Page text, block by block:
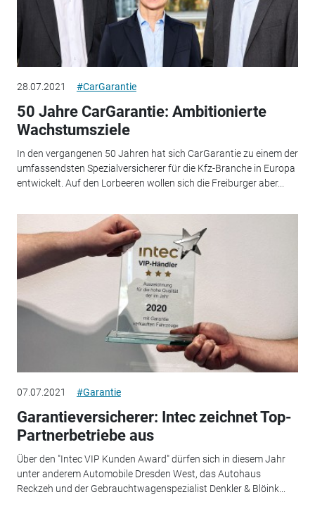
28.07.2021 #CarGarantie
50 Jahre CarGarantie: Ambitionierte
Wachstumsziele
In den vergangenen 50 Jahren hat sich CarGarantie zu einem der
umfassendsten Spezialversicherer für die Kfz-Branche in Europa
entwickelt. Auf den Lorbeeren wollen sich die Freiburger aber...
07.07.2021 #Garantie
Garantieversicherer: Intec zeichnet Top-
Partnerbetriebe aus
Über den "Intec VIP Kunden Award" dürfen sich in diesem Jahr
unter anderem Automobile Dresden West, das Autohaus
Reckzeh und der Gebrauchtwagenspezialist Denkler & Blöink...